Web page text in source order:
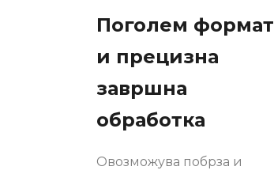
Поголем формат
и прецизна
завршна
обработка
Овозможува побрза и